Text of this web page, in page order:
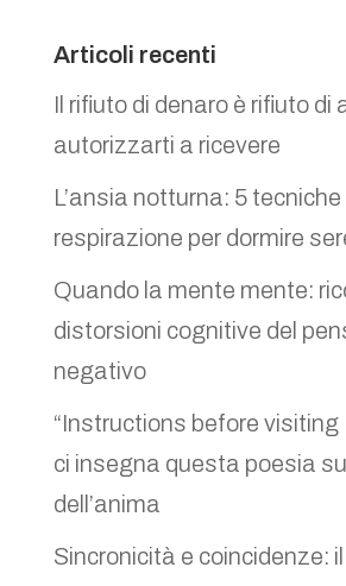
Articoli recenti
Il rifiuto di denaro è rifiuto di
autorizzarti a ricevere
L’ansia notturna: 5 tecniche
respirazione per dormire
Quando la mente mente:
distorsioni cognitive del
negativo
“Instructions before visiting
ci insegna questa poesia
dell’anima
Sincronicità e coincidenze: